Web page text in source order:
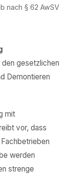
nach § 62 AwSV
gesetzlichen
Demontieren
mit
vor, dass
werden
strenge